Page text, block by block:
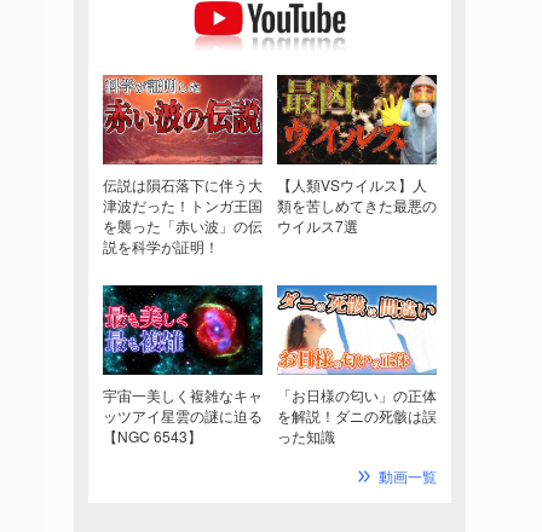
伝説は隕石落下に伴う大
津波だった！トンガ王国
を襲った「赤い波」の伝
説を科学が証明！
【人類VSウイルス】人
類を苦しめてきた最悪の
ウイルス7選
宇宙一美しく複雑なキャ
ッツアイ星雲の謎に迫る
【NGC 6543】
「お日様の匂い」の正体
を解説！ダニの死骸は誤
った知識
動画一覧